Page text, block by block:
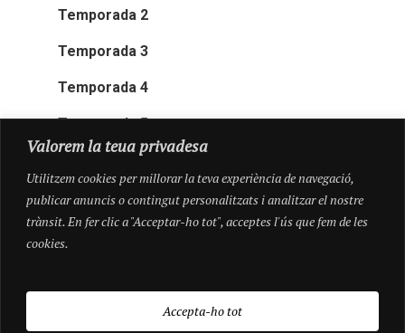
Valorem la teua privadesa
Utilitzem cookies per millorar la teva experiència de navegació,
publicar anuncis o contingut personalitzats i analitzar el nostre
trànsit. En fer clic a "Acceptar-ho tot", acceptes l'ús que fem de les
cookies.
Accepta-ho tot
Temporada 2
Temporada 3
Temporada 4
Temporada 5